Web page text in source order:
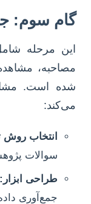
گام سوم:
این مرحله
مصاحبه،
شده است.
می‌کند:
انتخاب روش
سوالات
طراحی ابزار:
جمع‌آوری